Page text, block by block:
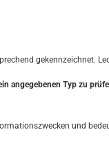
gekennzeichnet.
angegebenen Typ zu
und